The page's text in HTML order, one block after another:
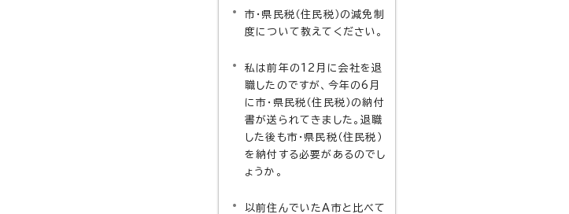
市・県民税（住民税）の減免制
度について教えてください。
私は前年の12月に会社を退
職したのですが、今年の6月
に市・県民税（住民税）の納付
書が送られてきました。退職
した後も市・県民税（住民税）
を納付する必要があるのでし
ょうか。
以前住んでいたA市と比べて